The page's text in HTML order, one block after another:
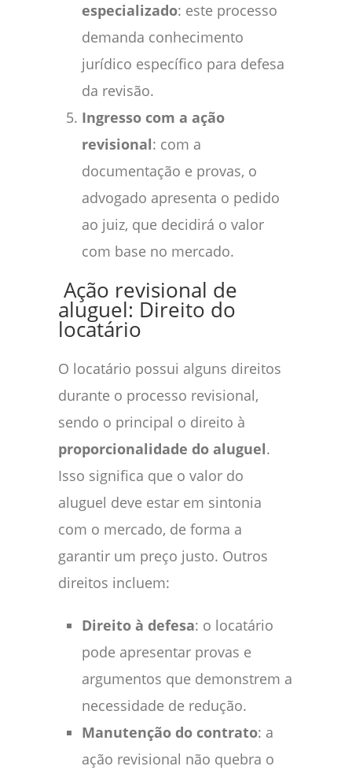
especializado: este processo
demanda conhecimento
jurídico específico para defesa
da revisão.
Ingresso com a ação
revisional: com a
documentação e provas, o
advogado apresenta o pedido
ao juiz, que decidirá o valor
com base no mercado.
Ação revisional de
aluguel: Direito do
locatário
O locatário possui alguns direitos
durante o processo revisional,
sendo o principal o direito à
proporcionalidade do aluguel.
Isso significa que o valor do
aluguel deve estar em sintonia
com o mercado, de forma a
garantir um preço justo. Outros
direitos incluem:
Direito à defesa: o locatário
pode apresentar provas e
argumentos que demonstrem a
necessidade de redução.
Manutenção do contrato: a
ação revisional não quebra o